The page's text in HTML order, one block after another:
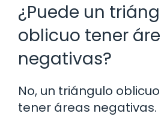
¿Puede un
oblicuo tener
negativas?
No, un triángulo
tener áreas negativas.